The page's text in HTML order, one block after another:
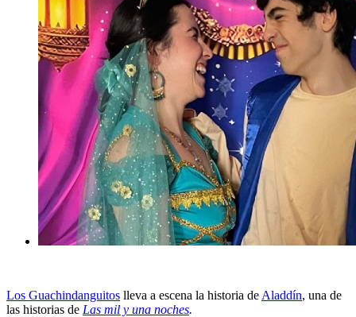
Los Guachindanguitos lleva a escena la historia de Aladdín, una de
las historias de Las mil y una noches.